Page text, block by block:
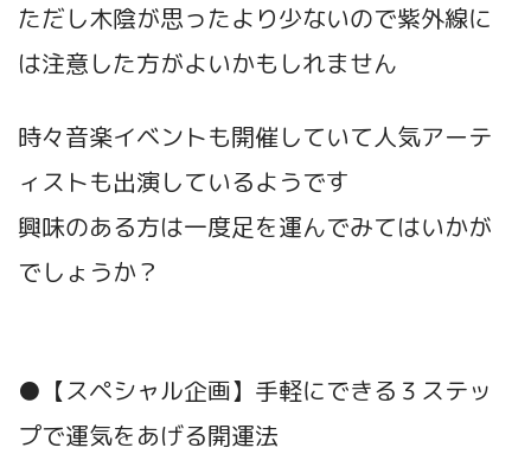
ただし木陰が思ったより少ないので紫外線に
は注意した方がよいかもしれません
時々音楽イベントも開催していて人気アーテ
ィストも出演しているようです
興味のある方は一度足を運んでみてはいかが
でしょうか？
●【スペシャル企画】手軽にできる３ステッ
プで運気をあげる開運法